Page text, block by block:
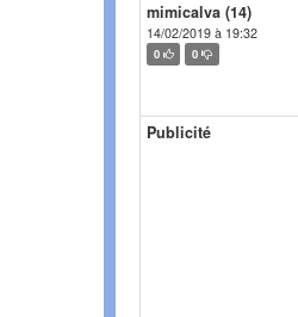
mimicalva (14)
14/02/2019 à 19:32
0 0
Publicité